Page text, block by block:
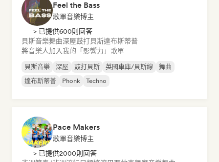
Feel the Bass
歌單音樂博主
> 已提供600則回答
貝斯音樂舞曲深屋鼓打貝斯達布斯蒂普
將音樂人加入我的「影響力」歌單
貝斯音樂 深屋 鼓打貝斯 英國車庫/貝斯線
舞曲
達布斯蒂普
Phonk Techno
Pace Makers
歌單音樂博主
> 已提供2000則回答